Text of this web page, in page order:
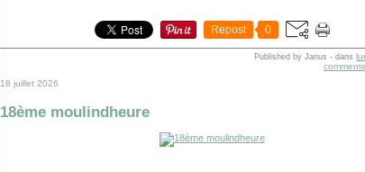
Repost 0
Published by Janus - dans
18 juillet 2026
18ème moulindheure